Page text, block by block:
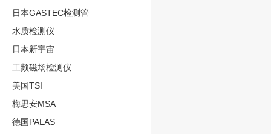
日本GASTEC检测管
水质检测仪
日本新宇宙
工频磁场检测仪
美国TSI
梅思安MSA
德国PALAS